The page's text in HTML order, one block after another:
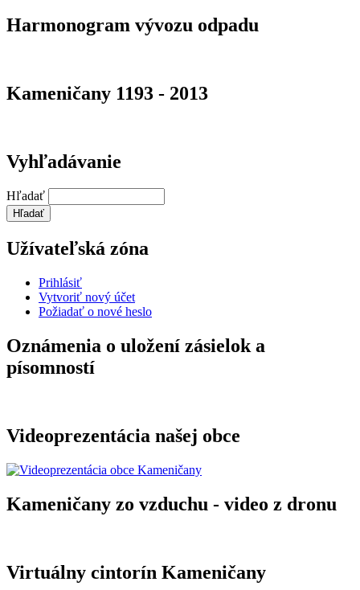
Harmonogram vývozu odpadu
Kameničany 1193 - 2013
Vyhľadávanie
Hľadať
Užívateľská zóna
Prihlásiť
Vytvoriť nový účet
Požiadať o nové heslo
Oznámenia o uložení zásielok a
písomností
Videoprezentácia našej obce
Kameničany zo vzduchu - video z dronu
Virtuálny cintorín Kameničany